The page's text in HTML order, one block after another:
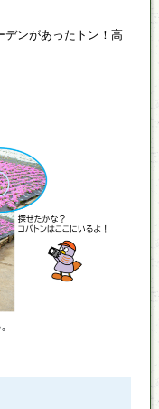
デンがあったトン！高